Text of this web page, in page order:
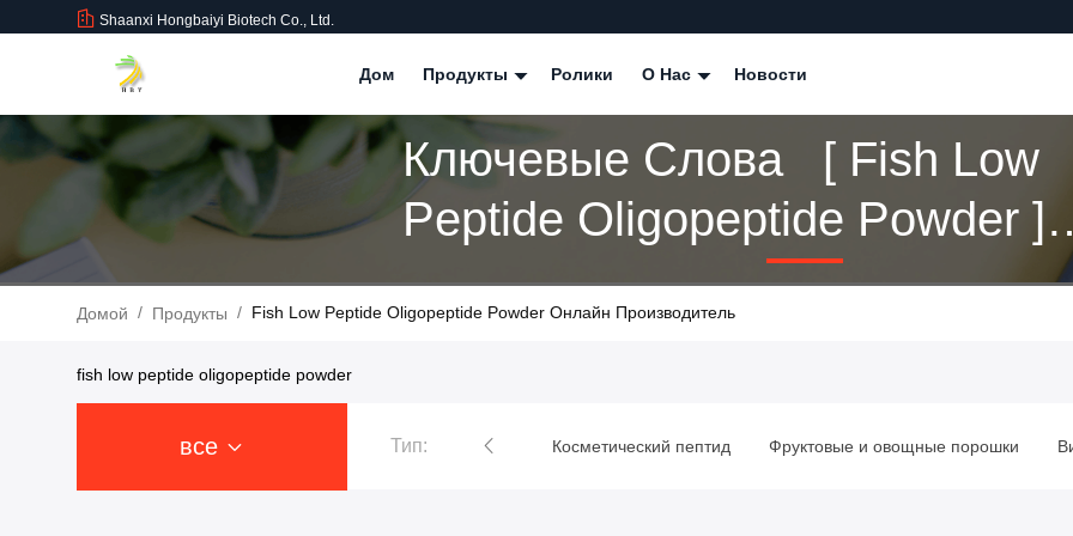
Shaanxi Hongbaiyi Biotech Co., Ltd.
Дом Продукты Ролики О Нас Новости
Ключевые Слова [ Fish Low
Peptide Oligopeptide Powder ]
Совпадение 1 Продукты
Домой / Продукты / Fish Low Peptide Oligopeptide Powder Онлайн Производитель
fish low peptide oligopeptide powder
все Тип:Тирзепатид Косметический пептид Фруктовые и овощные порошки